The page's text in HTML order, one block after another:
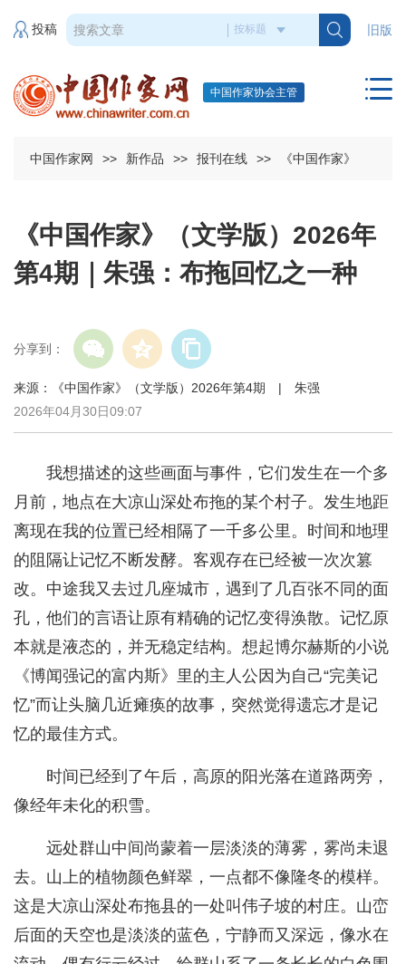
旧版
投稿
中国作家协会主管
中国作家网 >> 新作品 >> 报刊在线 >> 《中国作家》
《中国作家》（文学版）2026年
第4期｜朱强：布拖回忆之一种
分享到：
来源：《中国作家》（文学版）2026年第4期 | 朱强
2026年04月30日09:07
我想描述的这些画面与事件，它们发生在一个多
月前，地点在大凉山深处布拖的某个村子。发生地距
离现在我的位置已经相隔了一千多公里。时间和地理
的阻隔让记忆不断发酵。客观存在已经被一次次篡
改。中途我又去过几座城市，遇到了几百张不同的面
孔，他们的言语让原有精确的记忆变得涣散。记忆原
本就是液态的，并无稳定结构。想起博尔赫斯的小说
《博闻强记的富内斯》里的主人公因为自己“完美记
忆”而让头脑几近瘫痪的故事，突然觉得遗忘才是记
忆的最佳方式。
时间已经到了午后，高原的阳光落在道路两旁，
像经年未化的积雪。
远处群山中间尚蒙着一层淡淡的薄雾，雾尚未退
去。山上的植物颜色鲜翠，一点都不像隆冬的模样。
这是大凉山深处布拖县的一处叫伟子坡的村庄。山峦
后面的天空也是淡淡的蓝色，宁静而又深远，像水在